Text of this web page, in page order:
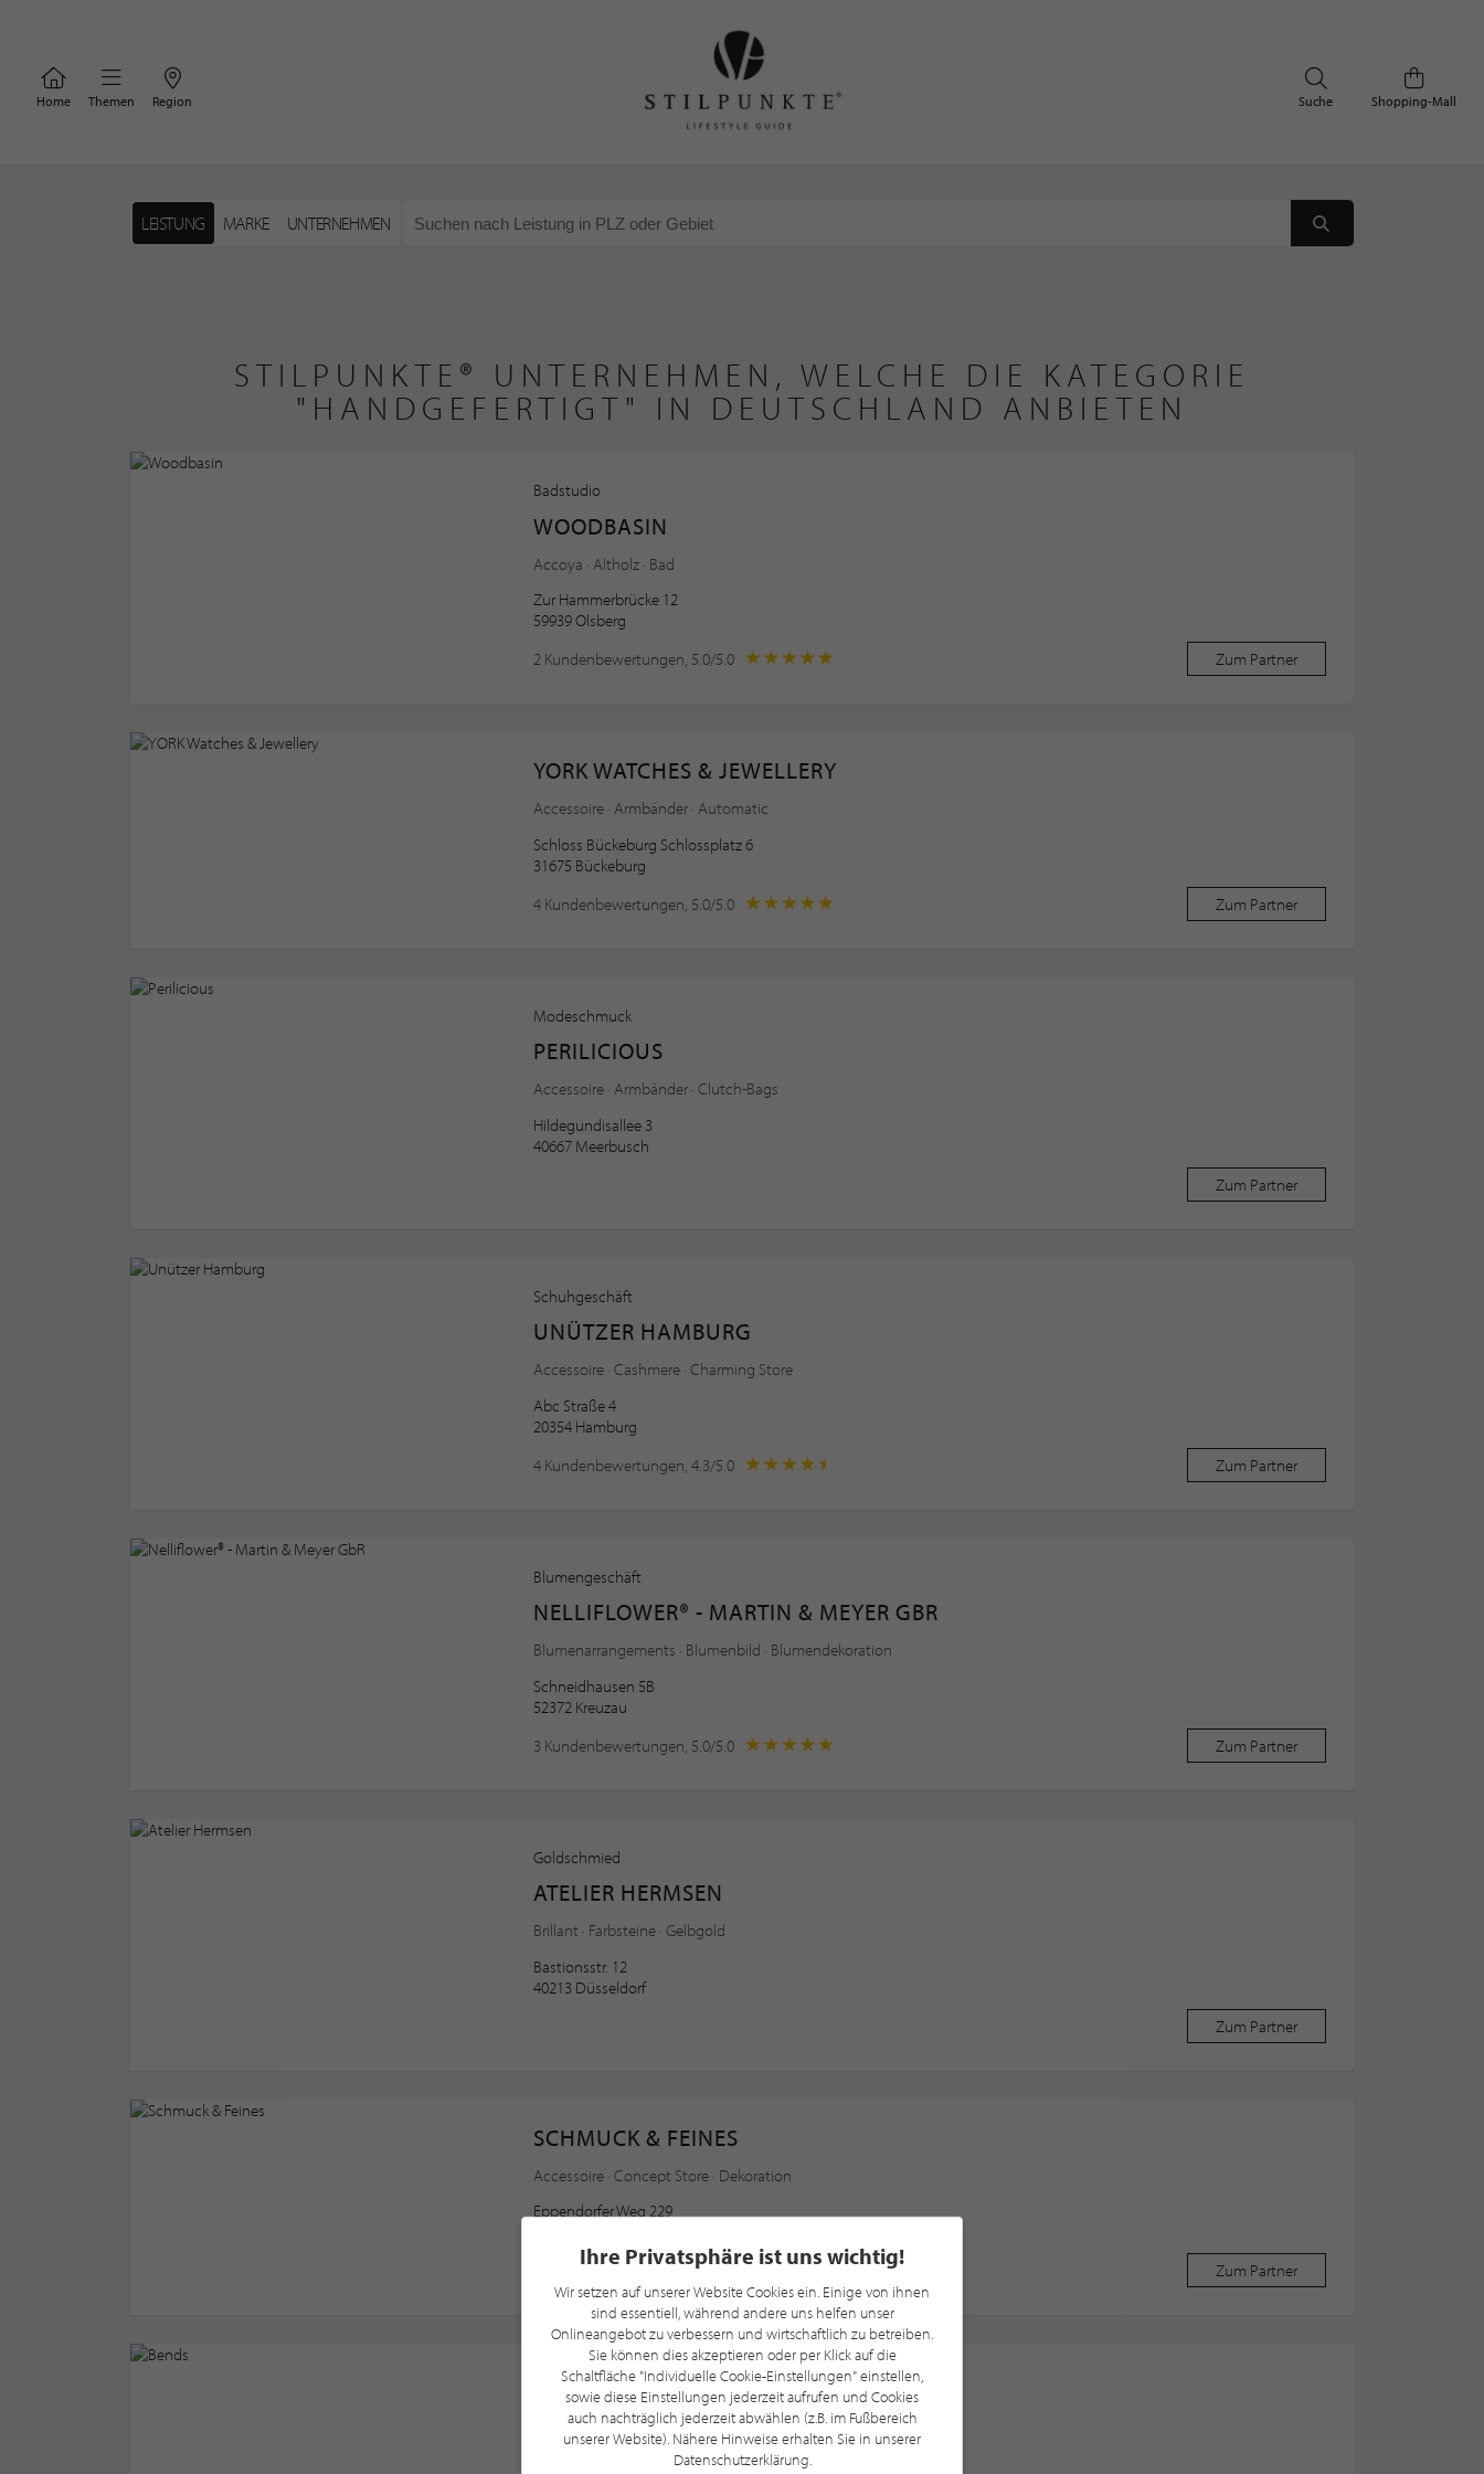
Home Themen Region Shopping-Mall
Suche
LEISTUNG MARKE UNTERNEHMEN
STILPUNKTE® UNTERNEHMEN, WELCHE DIE KATEGORIE
"HANDGEFERTIGT" IN DEUTSCHLAND ANBIETEN
Badstudio
WOODBASIN
Accoya · Altholz · Bad
Zur Hammerbrücke 12
59939 Olsberg
2 Kundenbewertungen, 5.0/5.0
Zum Partner
YORK WATCHES & JEWELLERY
Accessoire · Armbänder · Automatic
Schloss Bückeburg Schlossplatz 6
31675 Bückeburg
4 Kundenbewertungen, 5.0/5.0
Zum Partner
Modeschmuck
PERILICIOUS
Accessoire · Armbänder · Clutch-Bags
Hildegundisallee 3
40667 Meerbusch
Zum Partner
Schuhgeschäft
UNÜTZER HAMBURG
Accessoire · Cashmere · Charming Store
Abc Straße 4
20354 Hamburg
4 Kundenbewertungen, 4.3/5.0
Zum Partner
Blumengeschäft
NELLIFLOWER® - MARTIN & MEYER GBR
Blumenarrangements · Blumenbild · Blumendekoration
Schneidhausen 5B
52372 Kreuzau
3 Kundenbewertungen, 5.0/5.0
Zum Partner
Goldschmied
ATELIER HERMSEN
Brillant · Farbsteine · Gelbgold
Bastionsstr. 12
40213 Düsseldorf
Zum Partner
SCHMUCK & FEINES
Accessoire · Concept Store · Dekoration
Eppendorfer Weg 229
Zum Partner
Tischler
BENDS
Ihre Privatsphäre ist uns wichtig!
Wir setzen auf unserer Website Cookies ein. Einige von ihnen
sind essentiell, während andere uns helfen unser
Onlineangebot zu verbessern und wirtschaftlich zu betreiben.
Sie können dies akzeptieren oder per Klick auf die
Schaltfläche "Individuelle Cookie-Einstellungen" einstellen,
sowie diese Einstellungen jederzeit aufrufen und Cookies
auch nachträglich jederzeit abwählen (z.B. im Fußbereich
unserer Website). Nähere Hinweise erhalten Sie in unserer
Datenschutzerklärung.